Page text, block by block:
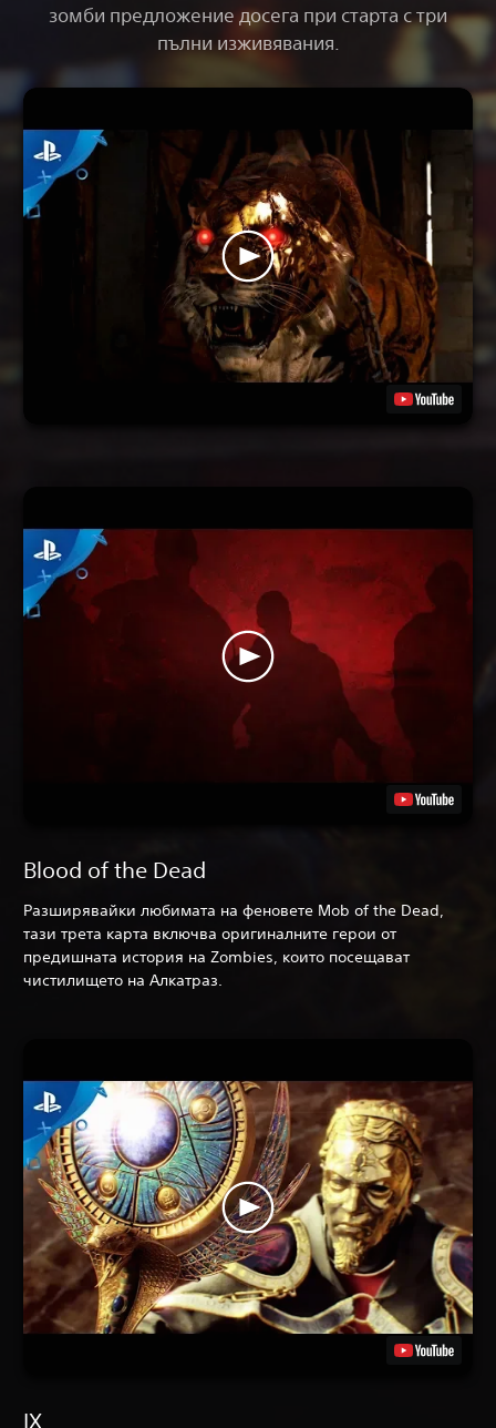
зомби предложение досега при старта с три
пълни изживявания.
Blood of the Dead
Разширявайки любимата на феновете Mob of the Dead,
тази трета карта включва оригиналните герои от
предишната история на Zombies, които посещават
чистилището на Алкатраз.
IX